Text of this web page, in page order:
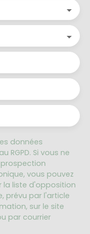
données
RGPD. Si vous ne
vous pouvez
la liste d'opposition
prévu par l'article
sur le site
par courrier